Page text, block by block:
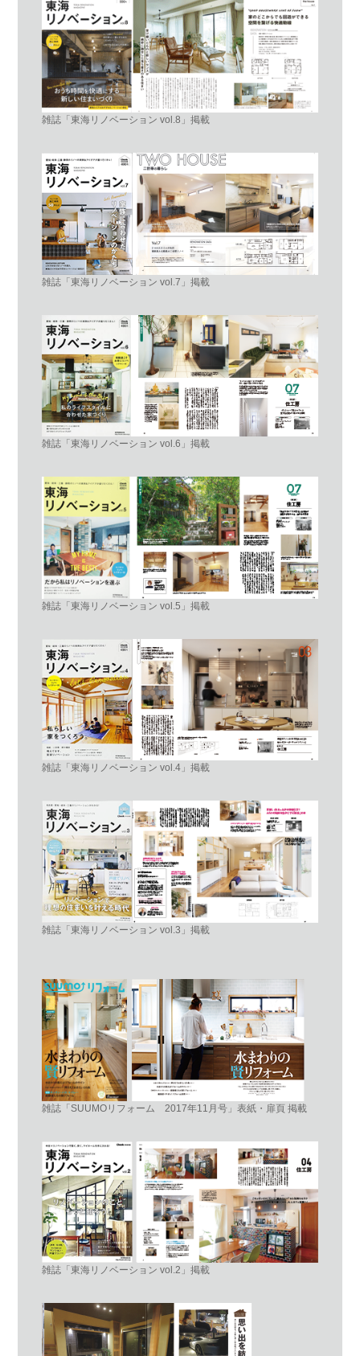
雑誌「東海リノベーション vol.8」掲載
雑誌「東海リノベーション vol.7」掲載
雑誌「東海リノベーション vol.6」掲載
雑誌「東海リノベーション vol.5」掲載
雑誌「東海リノベーション vol.4」掲載
雑誌「東海リノベーション vol.3」掲載
雑誌「SUUMOリフォーム 2017年11月号」表紙・扉頁 掲載
雑誌「東海リノベーション vol.2」掲載